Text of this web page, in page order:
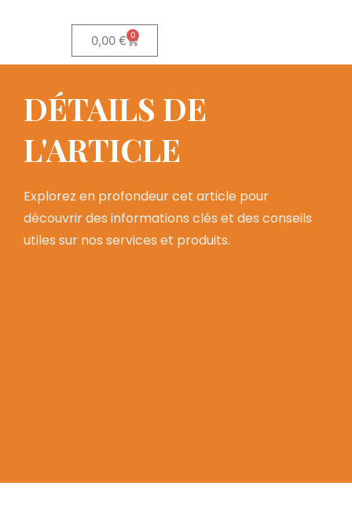
0,00€ 0
DÉTAILS DE
L'ARTICLE
Explorez en profondeur cet article pour
découvrir des informations clés et des conseils
utiles sur nos services et produits.